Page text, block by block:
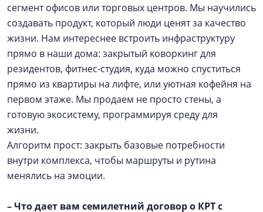
сегмент офисов или торговых центров. Мы научились
создавать продукт, который люди ценят за качество
жизни. Нам интереснее встроить инфраструктуру
прямо в наши дома: закрытый коворкинг для
резидентов, фитнес-студия, куда можно спуститься
прямо из квартиры на лифте, или уютная кофейня на
первом этаже. Мы продаем не просто стены, а
готовую экосистему, программируя среду для
жизни.
Алгоритм прост: закрыть базовые потребности
внутри комплекса, чтобы маршруты и рутина
менялись на эмоции.
– Что дает вам семилетний договор о КРТ с